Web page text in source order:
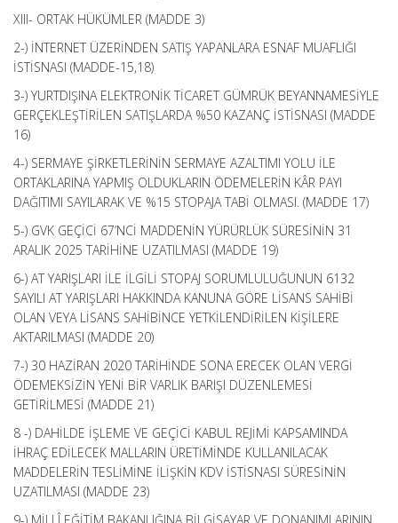
XIII- ORTAK HÜKÜMLER (MADDE 3)
2-) İNTERNET ÜZERİNDEN SATIŞ YAPANLARA ESNAF MUAFLIĞI
İSTİSNASI (MADDE-15,18)
3-) YURTDIŞINA ELEKTRONİK TİCARET GÜMRÜK BEYANNAMESİYLE
GERÇEKLEŞTİRİLEN SATIŞLARDA %50 KAZANÇ İSTİSNASI (MADDE
16)
4-) SERMAYE ŞİRKETLERİNİN SERMAYE AZALTIMI YOLU İLE
ORTAKLARINA YAPMIŞ OLDUKLARIN ÖDEMELERİN KÂR PAYI
DAĞITIMI SAYILARAK VE %15 STOPAJA TABİ OLMASI. (MADDE 17)
5-) GVK GEÇİCİ 67’NCİ MADDENİN YÜRÜRLÜK SÜRESİNİN 31
ARALIK 2025 TARİHİNE UZATILMASI (MADDE 19)
6-) AT YARIŞLARI İLE İLGİLİ STOPAJ SORUMLULUĞUNUN 6132
SAYILI AT YARIŞLARI HAKKINDA KANUNA GÖRE LİSANS SAHİBİ
OLAN VEYA LİSANS SAHİBİNCE YETKİLENDİRİLEN KİŞİLERE
AKTARILMASI (MADDE 20)
7-) 30 HAZİRAN 2020 TARİHİNDE SONA ERECEK OLAN VERGİ
ÖDEMEKSİZİN YENİ BİR VARLIK BARIŞI DÜZENLEMESİ
GETİRİLMESİ (MADDE 21)
8 -) DAHİLDE İŞLEME VE GEÇİCİ KABUL REJİMİ KAPSAMINDA
İHRAÇ EDİLECEK MALLARIN ÜRETİMİNDE KULLANILACAK
MADDELERİN TESLİMİNE İLİŞKİN KDV İSTİSNASI SÜRESİNİN
UZATILMASI (MADDE 23)